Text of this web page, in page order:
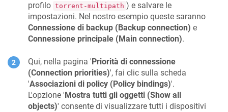
profilo torrent-multipath ) e salvare le
impostazioni. Nel nostro esempio queste saranno
Connessione di backup (Backup connection) e
Connessione principale (Main connection).
Qui, nella pagina 'Priorità di connessione
(Connection priorities)', fai clic sulla scheda
'Associazioni di policy (Policy bindings)'.
L'opzione 'Mostra tutti gli oggetti (Show all
objects)' consente di visualizzare tutti i dispositivi